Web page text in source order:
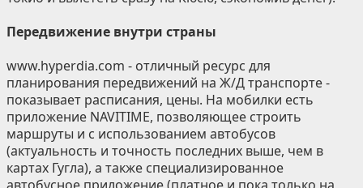
Передвижение внутри страны
www.hyperdia.com - отличный ресурс для
планирования передвижений на Ж/Д транспорте -
показывает расписания, цены. На мобилки есть
приложение NAVITIME, позволяющее строить
маршруты и с использованием автобусов
(актуальность и точность последних выше, чем в
картах Гугла), а также специализированное